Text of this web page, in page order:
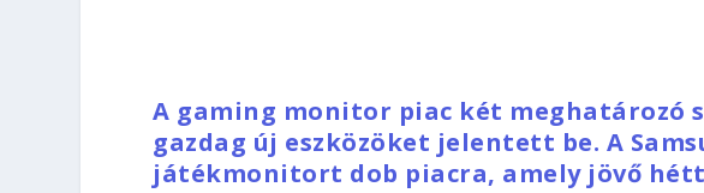
A gaming monitor piac két meghatározó
gazdag új eszközöket jelentett be. A
játékmonitort dob piacra, amely jövő